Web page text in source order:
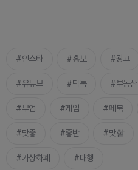
인스타 홍보 광고
유튜브 틱톡 부동산
부업 게임 페북
맞좋 좋반 맞핱
가상화폐 대행